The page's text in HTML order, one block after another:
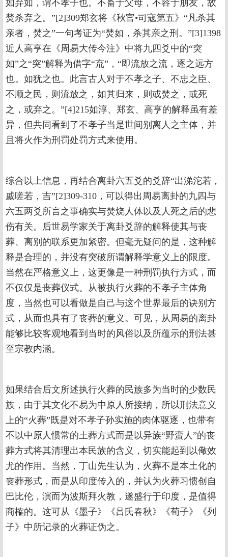
如弃如，谓不孝子也。不畜于父母，不容于朋友，故
焚杀弃之。”[2]309郑玄将《秋官•司寇第五》“凡杀其
亲者，焚之”一句考证为“焚如，杀其亲之刑。”[3]1398
近人高亨在《周易大传今注》中将九四爻中的“突
如”之“突”解释为借字“㐬”，“即流放之流，逐之远方
也。如犹之也。此言古人对于不孝之子、不忠之臣、
不顺之民，则流放之，如其归来，则或焚之，或死
之，或弃之。”[4]215如淳、郑玄、高亨的解释虽有差
异，但共同看到了不孝子当是世间别离人之主体，并
且将火作为刑罚处罚方式来使用。
综合以上信息，再结合离卦六五爻的爻辞“出涕沱若，
戚嗟若，吉”[2]309-310，可以得出周易离卦的九四与
六五两爻所言之事确实与焚烧人体以及人死之后的悲
伤有关。后世易学家关于离卦爻辞的解释使其与丧
葬、离别的联系更加紧密。但毫无疑问的是，这种解
释是合理的，并没有突破所谓解释学意义上的限度。
当然在严格意义上，这更像是一种刑罚执行方式，而
不仅仅是丧葬仪式。从被执行火葬的不孝子主体角
度，当然也可以看做是自己与这个世界最后的诀别方
式，从而也具有了丧葬的意义。可见，从周易的离卦
能够比较客观地看到当时的风俗以及所蕴示的刑法甚
至宗教内涵。
如果结合后文所述执行火葬的民族多为当时的少数民
族，由于其文化不易为中原人所接纳，所以刑法意义
上的“火葬”既是对不孝子孙实施的肉体驱逐，也带有
不以中原人惯常的土葬方式而是以异族“野蛮人”的丧
葬方式将其清理出本民族的含义，切实能起到以儆效
尤的作用。当然，丁山先生认为，火葬不是本土化的
丧葬形式，而是从印度传入的，并认为火葬习惯创自
巴比伦，演而为波斯拜火教，遂盛行于印度，是值得
商榷的。这可从《墨子》《吕氏春秋》《荀子》《列
子》中所记录的火葬证伪之。